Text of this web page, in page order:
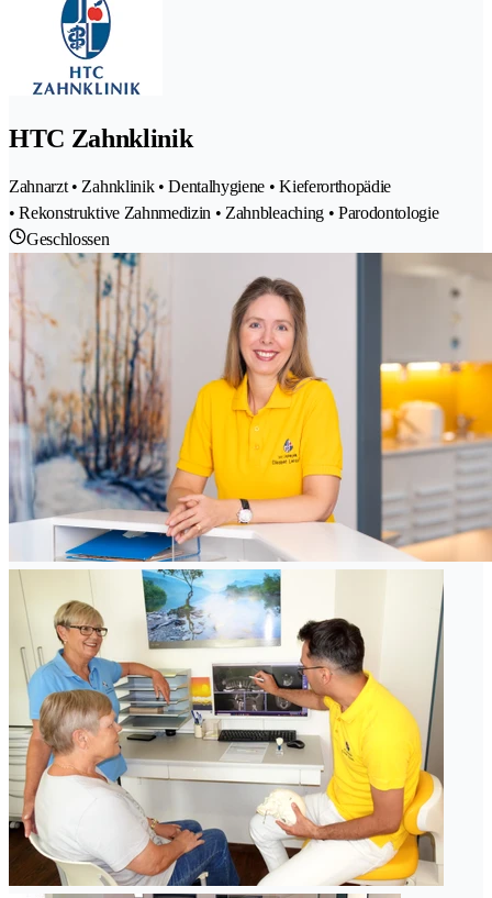
HTC Zahnklinik
Zahnarzt • Zahnklinik • Dentalhygiene • Kieferorthopädie
• Rekonstruktive Zahnmedizin • Zahnbleaching • Parodontologie
Geschlossen